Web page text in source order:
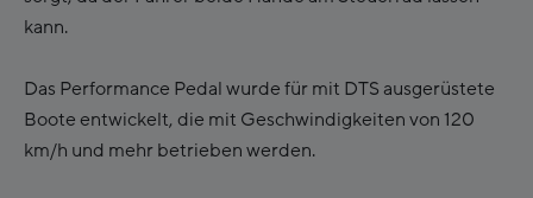
kann.
Das Performance Pedal wurde für mit DTS ausgerüstete
Boote entwickelt, die mit Geschwindigkeiten von 120
km/h und mehr betrieben werden.